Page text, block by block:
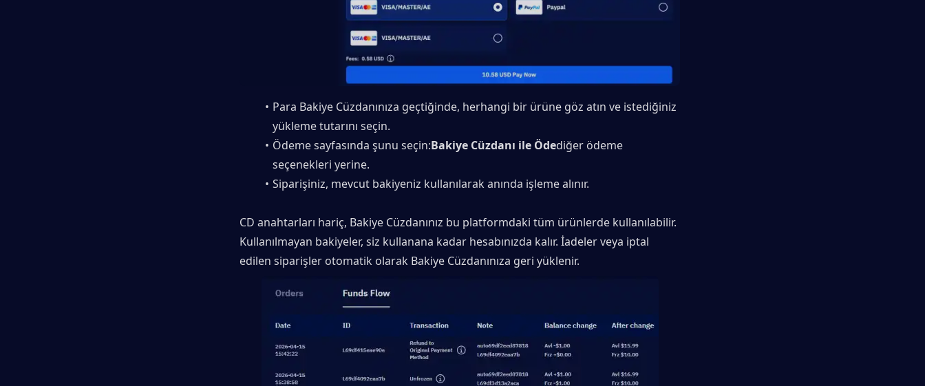
Para Bakiye Cüzdanınıza geçtiğinde, herhangi bir ürüne göz atın ve istediğiniz
yükleme tutarını seçin.
Ödeme sayfasında şunu seçin:Bakiye Cüzdanı ile Ödediğer ödeme
seçenekleri yerine.
Siparişiniz, mevcut bakiyeniz kullanılarak anında işleme alınır.
CD anahtarları hariç, Bakiye Cüzdanınız bu platformdaki tüm ürünlerde kullanılabilir.
Kullanılmayan bakiyeler, siz kullanana kadar hesabınızda kalır. İadeler veya iptal
edilen siparişler otomatik olarak Bakiye Cüzdanınıza geri yüklenir.